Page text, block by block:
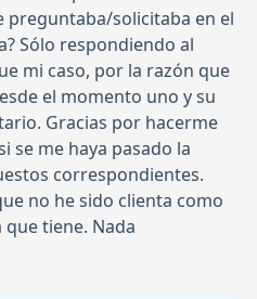
preguntaba/solicitaba en el
Sólo respondiendo al
mi caso, por la razón que
el momento uno y su
Gracias por hacerme
se me haya pasado la
correspondientes.
no he sido clienta como
tiene. Nada